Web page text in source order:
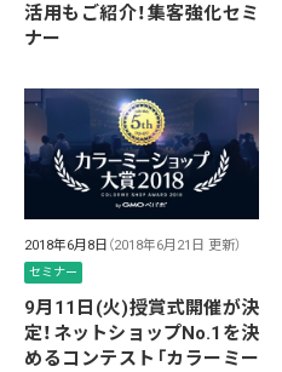
活用もご紹介！集客強化セミ
ナー
2018年6月8日 （2018年6月21日 更新）
セミナー
9月11日(火)授賞式開催が決
定！ネットショップNo.1を決
めるコンテスト「カラーミー